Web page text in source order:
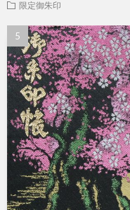
限定御朱印